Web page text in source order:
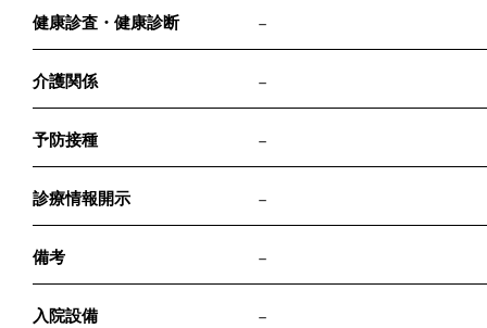
健康診査・健康診断 －
介護関係 －
予防接種 －
診療情報開示 －
備考 －
入院設備 －